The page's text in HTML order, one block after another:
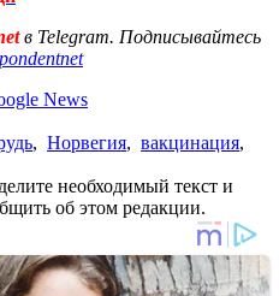
в Telegram. Подписывайтесь
News
, Норвегия, вакцинация,
необходимый текст и
об этом редакции.